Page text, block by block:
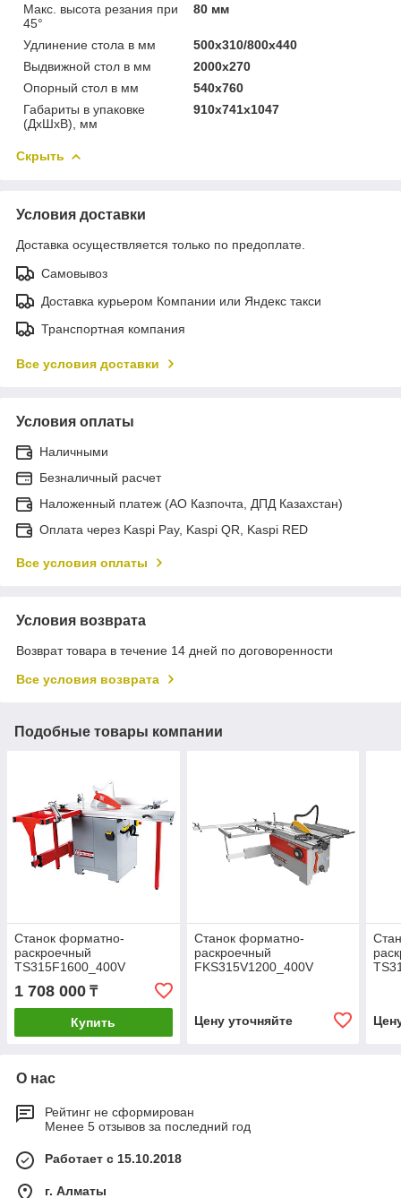
Макс. высота резания при
45°
80 мм
Удлинение стола в мм
500x310/800x440
Выдвижной стол в мм
2000x270
Опорный стол в мм
540x760
Габариты в упаковке
(ДхШхВ), мм
910х741х1047
Скрыть
Условия доставки
Доставка осуществляется только по предоплате.
Самовывоз
Доставка курьером Компании или Яндекс такси
Транспортная компания
Все условия доставки
Условия оплаты
Наличными
Безналичный расчет
Наложенный платеж (АО Казпочта, ДПД Казахстан)
Оплата через Kaspi Pay, Kaspi QR, Kaspi RED
Все условия оплаты
Условия возврата
Возврат товара в течение 14 дней по договоренности
Все условия возврата
Подобные товары компании
Станок форматно-
раскроечный
TS315F1600_400V
1 708 000 ₸
Купить
Станок форматно-
раскроечный
FKS315V1200_400V
Цену уточняйте
О нас
Рейтинг не сформирован
Менее 5 отзывов за последний год
Работает с 15.10.2018
г. Алматы